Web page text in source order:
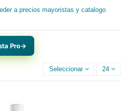
a precios mayoristas y catalogo
Pro→
Seleccionar 24